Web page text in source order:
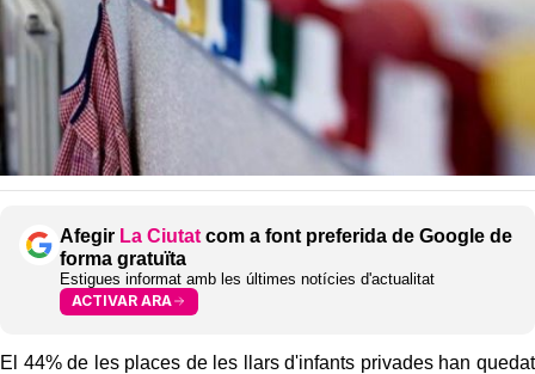
Afegir La Ciutat com a font preferida de Google de
forma gratuïta
Estigues informat amb les últimes notícies d'actualitat
ACTIVAR ARA
El 44% de les places de les llars d'infants privades han quedat